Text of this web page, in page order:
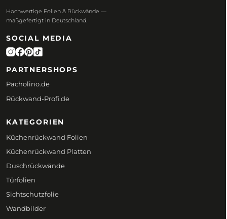
Hochwertige Folien & Rückwände —
maßgefertigt in Deutschland.
SOCIAL MEDIA
PARTNERSHOPS
Pacholino.de
Rückwand-Profi.de
KATEGORIEN
Küchenrückwand Folien
Küchenrückwand Platten
Duschrückwände
Türfolien
Sichtschutzfolie
Wandbilder